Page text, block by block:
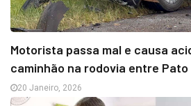
Motorista passa mal e causa
caminhão na rodovia entre
20 Janeiro, 2026